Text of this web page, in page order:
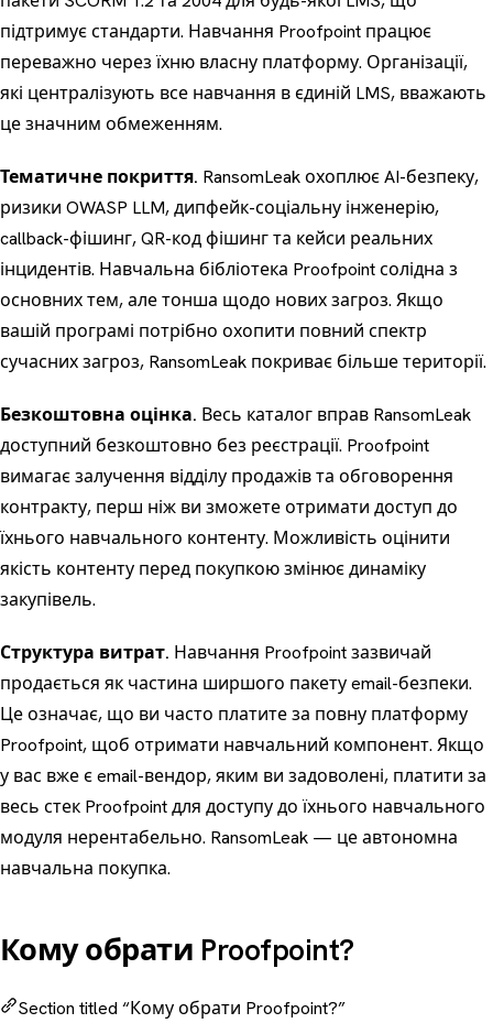
підтримує стандарти. Навчання Proofpoint працює
переважно через їхню власну платформу. Організації,
які централізують все навчання в єдиній LMS, вважають
це значним обмеженням.
Тематичне покриття. RansomLeak охоплюєAI-безпеку,
ризики OWASP LLM,дипфейк-соціальну інженерію,
callback-фішинг,QR-код фішингта кейси реальних
інцидентів. Навчальна бібліотека Proofpoint солідна з
основних тем, але тонша щодо нових загроз. Якщо
вашій програмі потрібно охопити повний спектр
сучасних загроз, RansomLeak покриває більше території.
Безкоштовна оцінка. Весь каталог вправ RansomLeak
доступний безкоштовно без реєстрації. Proofpoint
вимагає залучення відділу продажів та обговорення
контракту, перш ніж ви зможете отримати доступ до
їхнього навчального контенту. Можливість оцінити
якість контенту перед покупкою змінює динаміку
закупівель.
Структура витрат. Навчання Proofpoint зазвичай
продається як частина ширшого пакету email-безпеки.
Це означає, що ви часто платите за повну платформу
Proofpoint, щоб отримати навчальний компонент. Якщо
у вас вже є email-вендор, яким ви задоволені, платити за
весь стек Proofpoint для доступу до їхнього навчального
модуля нерентабельно. RansomLeak — це автономна
навчальна покупка.
Кому обрати Proofpoint?
Section titled “Кому обрати Proofpoint?”